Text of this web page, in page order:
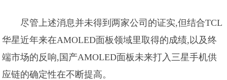
尽管上述消息并未得到两家公司的证实,但结合TCL
华星近年来在AMOLED面板领域里取得的成绩,以及终
端市场的反响,国产AMOLED面板未来打入三星手机供
应链的确定性在不断提高。